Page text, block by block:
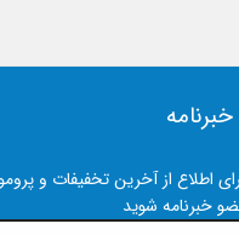
خبرنامه
اطلاع از آخرین تخفیفات و
خبرنامه شوید